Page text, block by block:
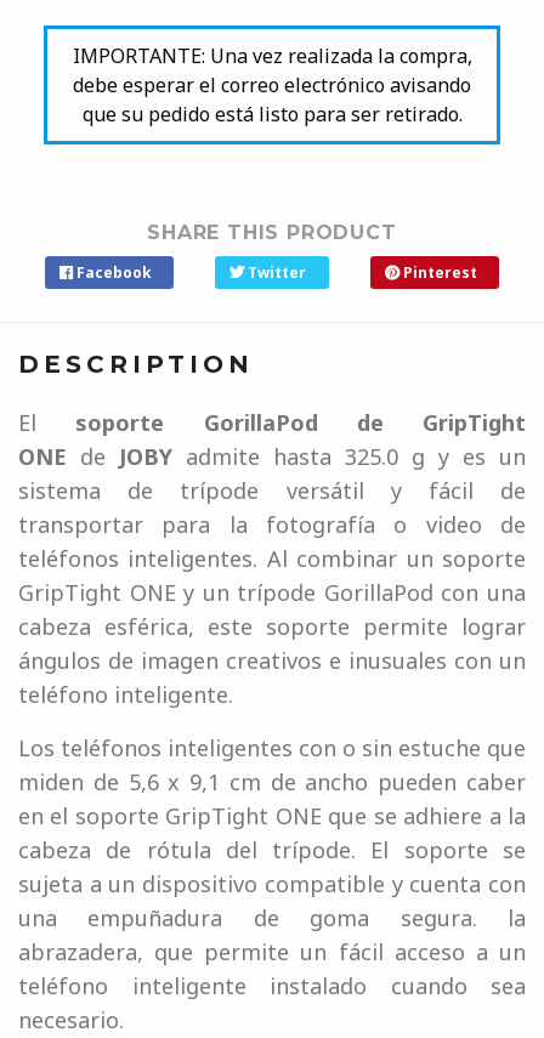
IMPORTANTE: Una vez realizada la compra,
debe esperar el correo electrónico avisando
que su pedido está listo para ser retirado.
SHARE THIS PRODUCT
Facebook Twitter Pinterest
DESCRIPTION
El soporte GorillaPod de GripTight
ONE de JOBY admite hasta 325.0 g y es un
sistema de trípode versátil y fácil de
transportar para la fotografía o video de
teléfonos inteligentes. Al combinar un soporte
GripTight ONE y un trípode GorillaPod con una
cabeza esférica, este soporte permite lograr
ángulos de imagen creativos e inusuales con un
teléfono inteligente.
Los teléfonos inteligentes con o sin estuche que
miden de 5,6 x 9,1 cm de ancho pueden caber
en el soporte GripTight ONE que se adhiere a la
cabeza de rótula del trípode. El soporte se
sujeta a un dispositivo compatible y cuenta con
una empuñadura de goma segura. la
abrazadera, que permite un fácil acceso a un
teléfono inteligente instalado cuando sea
necesario.